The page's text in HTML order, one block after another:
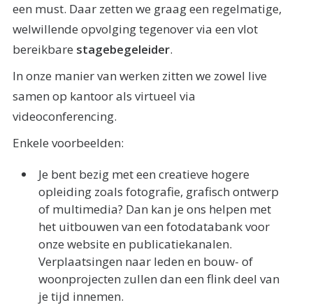
een must. Daar zetten we graag een regelmatige,
welwillende opvolging tegenover via een vlot
bereikbare stagebegeleider.
In onze manier van werken zitten we zowel live
samen op kantoor als virtueel via
videoconferencing.
Enkele voorbeelden:
Je bent bezig met een creatieve hogere
opleiding zoals fotografie, grafisch ontwerp
of multimedia? Dan kan je ons helpen met
het uitbouwen van een fotodatabank voor
onze website en publicatiekanalen.
Verplaatsingen naar leden en bouw- of
woonprojecten zullen dan een flink deel van
je tijd innemen.